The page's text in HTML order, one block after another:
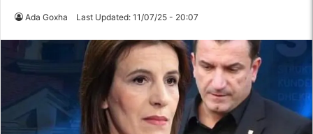
Ada Goxha Last Updated: 11/07/25 - 20:07